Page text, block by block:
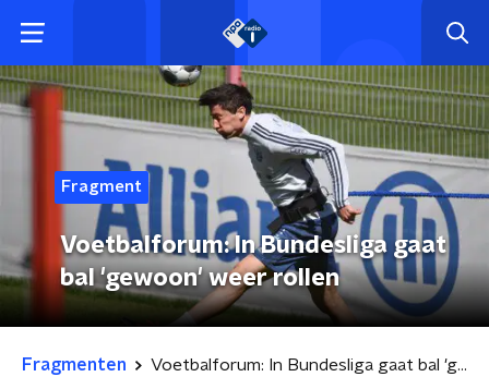
Fragment
Voetbalforum: In Bundesliga gaat
bal 'gewoon' weer rollen
Fragmenten Voetbalforum: In Bundesliga gaat bal 'gewoon' weer rollen